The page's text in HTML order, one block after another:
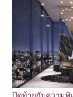
ปิดท้ายกับความพิ